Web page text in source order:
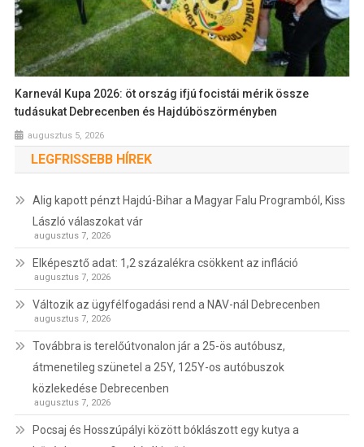
Karnevál Kupa 2026: öt ország ifjú focistái mérik össze
tudásukat Debrecenben és Hajdúböszörményben
augusztus 5, 2026
LEGFRISSEBB HÍREK
Alig kapott pénzt Hajdú-Bihar a Magyar Falu Programból, Kiss
László válaszokat vár
augusztus 7, 2026
Elképesztő adat: 1,2 százalékra csökkent az infláció
augusztus 7, 2026
Változik az ügyfélfogadási rend a NAV-nál Debrecenben
augusztus 7, 2026
Továbbra is terelőútvonalon jár a 25-ös autóbusz,
átmenetileg szünetel a 25Y, 125Y-os autóbuszok
közlekedése Debrecenben
augusztus 7, 2026
Pocsaj és Hosszúpályi között bóklászott egy kutya a